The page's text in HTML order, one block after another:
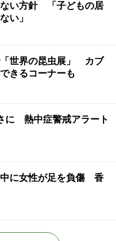
い方針 「子どもの居
い」
世界の昆虫展」 カブ
きるコーナーも
に 熱中症警戒アラート
に女性が足を負傷 香